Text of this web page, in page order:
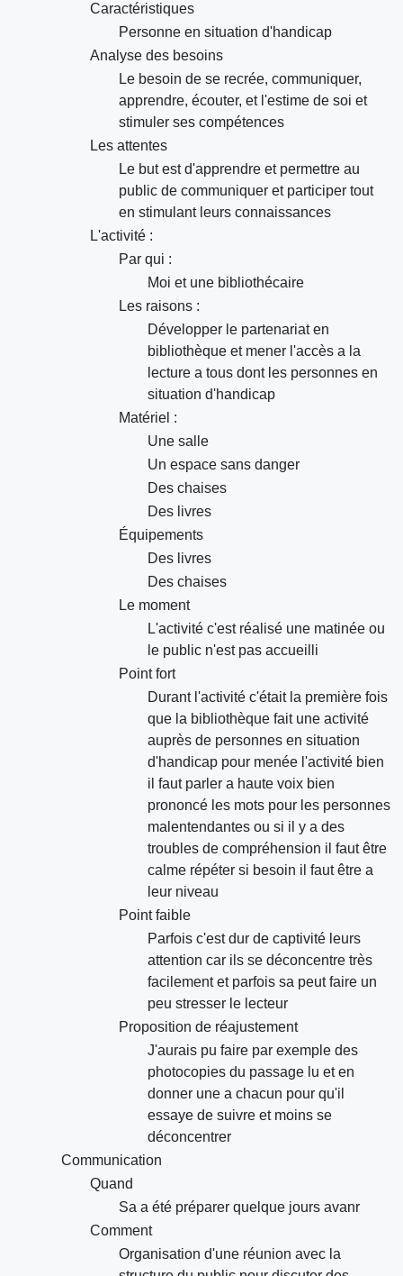
Caractéristiques
Personne en situation d'handicap
Analyse des besoins
Le besoin de se recrée, communiquer,
apprendre, écouter, et l'estime de soi et
stimuler ses compétences
Les attentes
Le but est d'apprendre et permettre au
public de communiquer et participer tout
en stimulant leurs connaissances
L'activité :
Par qui :
Moi et une bibliothécaire
Les raisons :
Développer le partenariat en
bibliothèque et mener l'accès a la
lecture a tous dont les personnes en
situation d'handicap
Matériel :
Une salle
Un espace sans danger
Des chaises
Des livres
Équipements
Des livres
Des chaises
Le moment
L'activité c'est réalisé une matinée ou
le public n'est pas accueilli
Point fort
Durant l'activité c'était la première fois
que la bibliothèque fait une activité
auprès de personnes en situation
d'handicap pour menée l'activité bien
il faut parler a haute voix bien
prononcé les mots pour les personnes
malentendantes ou si il y a des
troubles de compréhension il faut être
calme répéter si besoin il faut être a
leur niveau
Point faible
Parfois c'est dur de captivité leurs
attention car ils se déconcentre très
facilement et parfois sa peut faire un
peu stresser le lecteur
Proposition de réajustement
J'aurais pu faire par exemple des
photocopies du passage lu et en
donner une a chacun pour qu'il
essaye de suivre et moins se
déconcentrer
Communication
Quand
Sa a été préparer quelque jours avanr
Comment
Organisation d'une réunion avec la